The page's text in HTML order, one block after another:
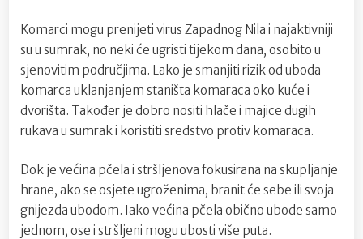
Komarci mogu prenijeti virus Zapadnog Nila i najaktivniji
su u sumrak, no neki će ugristi tijekom dana, osobito u
sjenovitim područjima. Lako je smanjiti rizik od uboda
komarca uklanjanjem staništa komaraca oko kuće i
dvorišta. Također je dobro nositi hlače i majice dugih
rukava u sumrak i koristiti sredstvo protiv komaraca.
Dok je većina pčela i stršljenova fokusirana na skupljanje
hrane, ako se osjete ugroženima, branit će sebe ili svoja
gnijezda ubodom. Iako većina pčela obično ubode samo
jednom, ose i stršljeni mogu ubosti više puta.